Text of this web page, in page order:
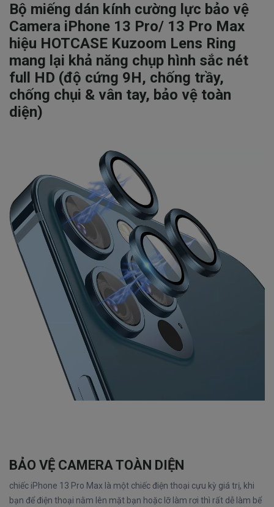
Bộ miếng dán kính cường lực bảo vệ
Camera iPhone 13 Pro/ 13 Pro Max
hiệu HOTCASE Kuzoom Lens Ring
mang lại khả năng chụp hình sắc nét
full HD (độ cứng 9H, chống trầy,
chống chụi & vân tay, bảo vệ toàn
diện)
BẢO VỆ CAMERA TOÀN DIỆN
chiếc iPhone 13 Pro Max là một chiếc điện thoại cựu kỳ giá trị, khi
bạn để điện thoại nằm lên mặt bạn hoặc lỡ làm rơi thì rất dễ làm bể